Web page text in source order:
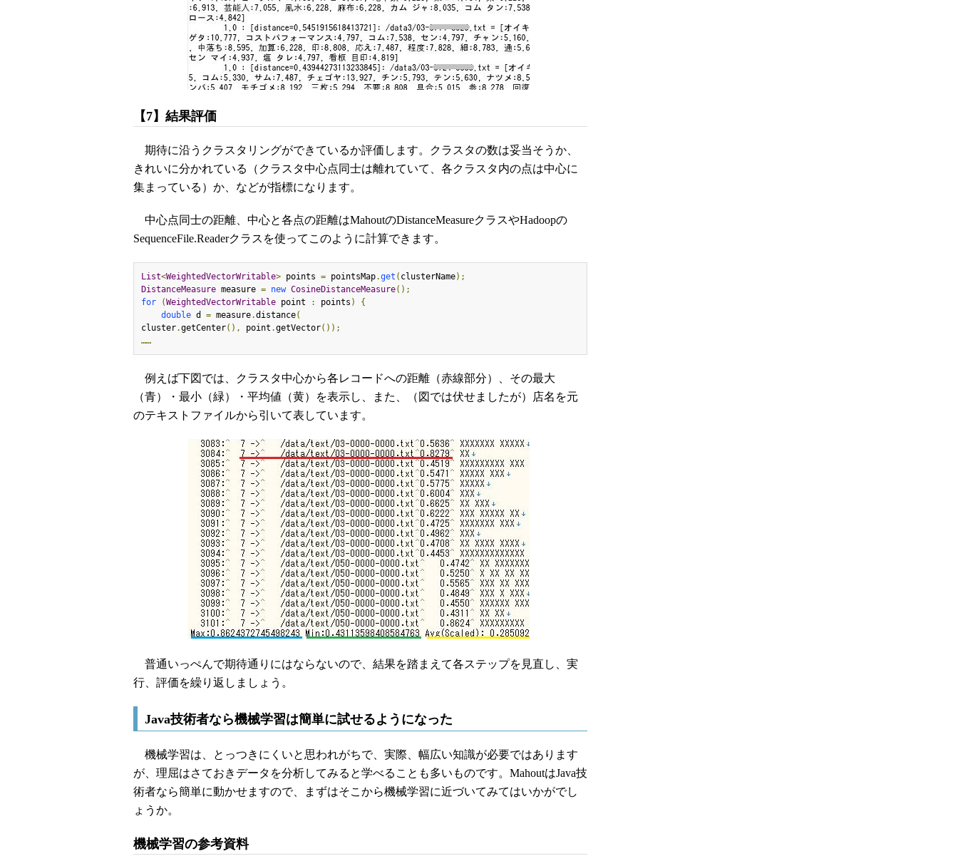
【7】結果評価
期待に沿うクラスタリングができているか評価します。クラスタの数は妥当そうか、
きれいに分かれている（クラスタ中心点同士は離れていて、各クラスタ内の点は中心に
集まっている）か、などが指標になります。
中心点同士の距離、中心と各点の距離はMahoutのDistanceMeasureクラスやHadoopの
SequenceFile.Readerクラスを使ってこのように計算できます。
List<WeightedVectorWritable> points = pointsMap.get ( clusterName);
DistanceMeasure measure = new CosineDistanceMeasure();
for
(WeightedVectorWritable point : points )
{
double d = measure.distance(
cluster.getCenter(), point .getVector());
……
例えば下図では、クラスタ中心から各レコードへの距離（赤線部分）、その最大
（青）・最小（緑）・平均値（黄）を表示し、また、（図では伏せましたが）店名を元
のテキストファイルから引いて表しています。
普通いっぺんで期待通りにはならないので、結果を踏まえて各ステップを見直し、実
行、評価を繰り返しましょう。
Java技術者なら機械学習は簡単に試せるようになった
機械学習は、とっつきにくいと思われがちで、実際、幅広い知識が必要ではあります
が、理屈はさておきデータを分析してみると学べることも多いものです。MahoutはJava技
術者なら簡単に動かせますので、まずはそこから機械学習に近づいてみてはいかがでし
ょうか。
機械学習の参考資料